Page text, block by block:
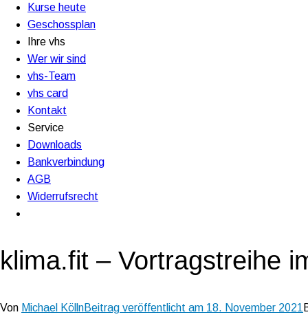
Kurse heute
Geschossplan
Ihre vhs
Wer wir sind
vhs-Team
vhs card
Kontakt
Service
Downloads
Bankverbindung
AGB
Widerrufsrecht
klima.fit – Vortragstreihe
Von Michael KöllnBeitrag veröffentlicht am 18. November 2021